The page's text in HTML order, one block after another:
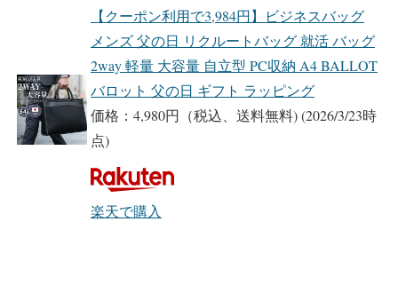
【クーポン利用で3,984円】ビジネスバッグ
メンズ 父の日 リクルートバッグ 就活 バッグ
2way 軽量 大容量 自立型 PC収納 A4 BALLOT
バロット 父の日 ギフト ラッピング
価格：4,980円（税込、送料無料)(2026/3/23時
点)
楽天で購入